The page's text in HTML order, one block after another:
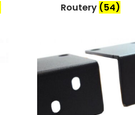
Routery (54)